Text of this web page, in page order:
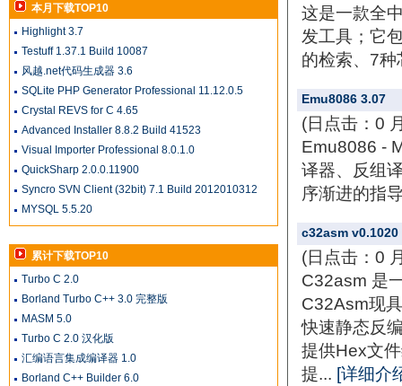
本月下载TOP10
Highlight 3.7
Testuff 1.37.1 Build 10087
风越.net代码生成器 3.6
SQLite PHP Generator Professional 11.12.0.5
Crystal REVS for C 4.65
Advanced Installer 8.8.2 Build 41523
Visual Importer Professional 8.0.1.0
QuickSharp 2.0.0.11900
Syncro SVN Client (32bit) 7.1 Build 2012010312
MYSQL 5.5.20
累计下载TOP10
Turbo C 2.0
Borland Turbo C++ 3.0 完整版
MASM 5.0
Turbo C 2.0 汉化版
汇编语言集成编译器 1.0
Borland C++ Builder 6.0
这是一款全
发工具；它
的检索、7
Emu8086 3.07
(日点击：0
Emu8086 -
译器、反组
序渐进的指
c32asm v0.1020
(日点击：0
C32asm 是
C32Asm现
快速静态反
提供Hex文
提... [详细介